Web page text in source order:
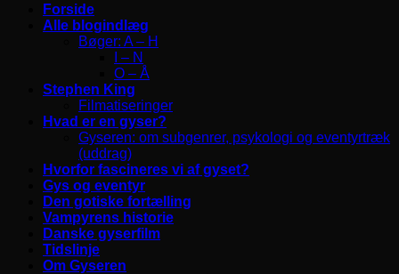
Forside
Alle blogindlæg
Bøger: A – H
I – N
O – Å
Stephen King
Filmatiseringer
Hvad er en gyser?
Gyseren: om subgenrer, psykologi og eventyrtræk
(uddrag)
Hvorfor fascineres vi af gyset?
Gys og eventyr
Den gotiske fortælling
Vampyrens historie
Danske gyserfilm
Tidslinje
Om Gyseren